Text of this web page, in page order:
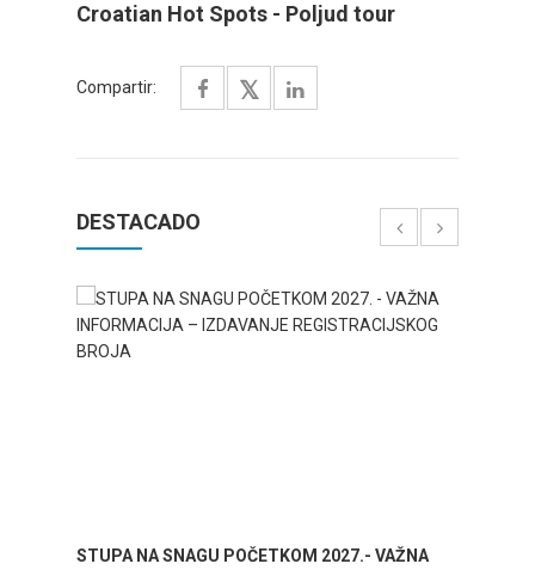
Croatian Hot Spots - Poljud tour
Compartir:
DESTACADO
STUPA NA SNAGU POČETKOM 2027.- VAŽNA